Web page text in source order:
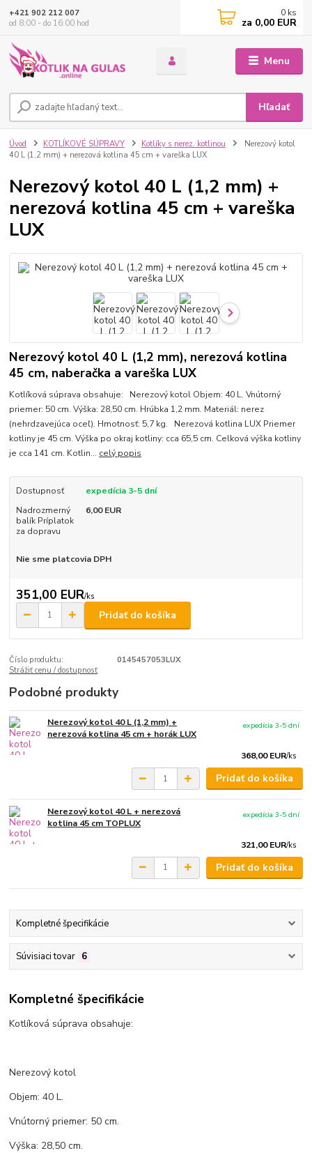
Menu
Hľadať
+421 902 212 007
od 8:00 - do 16:00 hod
0 ks
za 0,00 EUR
Úvod KOTLÍKOVÉ SÚPRAVY Kotlíky s nerez. kotlinou
Nerezový kotol
40 L (1,2 mm) + nerezová kotlina 45 cm + vareška LUX
Nerezový kotol 40 L (1,2 mm) +
nerezová kotlina 45 cm + vareška
LUX
Nerezový kotol 40 L (1,2 mm), nerezová kotlina
45 cm, naberačka a vareška LUX
Kotlíková súprava obsahuje: Nerezový kotol Objem: 40 L. Vnútorný
priemer: 50 cm. Výška: 28,50 cm. Hrúbka 1,2 mm. Materiál: nerez
(nehrdzavejúca oceľ). Hmotnosť: 5,7 kg. Nerezová kotlina LUX Priemer
kotliny je 45 cm. Výška po okraj kotliny: cca 65,5 cm. Celková výška kotliny
je cca 141 cm. Kotlin... celý popis
Dostupnosť
expedícia 3-5 dní
Nadrozmerný
balík Príplatok
za dopravu
6,00 EUR
Nie sme platcovia DPH
351,00 EUR/ks
Pridať do košíka
Číslo produktu:
0145457053LUX
Strážiť cenu / dostupnosť
Podobné produkty
Nerezový kotol 40 L (1,2 mm) +
nerezová kotlina 45 cm + horák LUX
368,00 EUR/ks
expedícia 3-5 dní
Pridať do košíka
Nerezový kotol 40 L + nerezová
kotlina 45 cm TOPLUX
321,00 EUR/ks
expedícia 3-5 dní
Pridať do košíka
Kompletné špecifikácie
Súvisiaci tovar 6
Kompletné špecifikácie
Kotlíková súprava obsahuje:
Nerezový kotol
Objem: 40 L.
Vnútorný priemer: 50 cm.
Výška: 28,50 cm.